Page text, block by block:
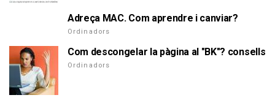
Adreça MAC. Com aprendre i canviar?
Ordinadors
Com descongelar la pàgina al "BK"? consells
Ordinadors